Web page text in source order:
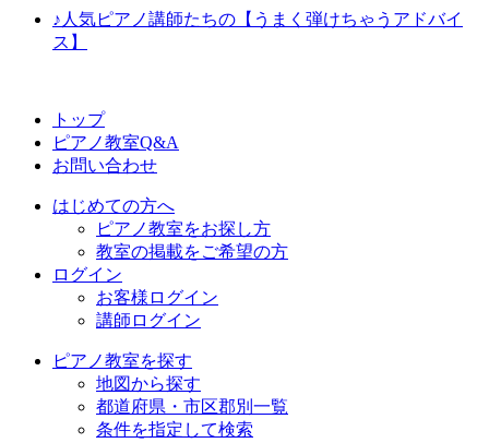
♪人気ピアノ講師たちの【うまく弾けちゃうアドバイ
ス】
トップ
ピアノ教室Q&A
お問い合わせ
はじめての方へ
ピアノ教室をお探し方
教室の掲載をご希望の方
ログイン
お客様ログイン
講師ログイン
ピアノ教室を探す
地図から探す
都道府県・市区郡別一覧
条件を指定して検索